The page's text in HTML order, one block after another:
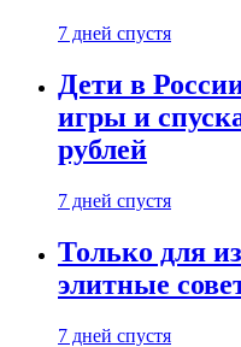
7 дней спустя
Дети в
игры и
рублей
7 дней спустя
Только для
элитные
7 дней спустя